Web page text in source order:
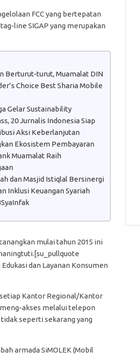
FCC yang bertepatan
line SIGAP yang merupakan
Berturut-turut, Muamalat DIN
Choice Best Sharia Mobile
Gelar Sustainability
20 Jurnalis Indonesia Siap
Aksi Keberlanjutan
Ekosistem Pembayaran
Muamalat Raih
dan Masjid Istiqlal Bersinergi
Inklusi Keuangan Syariah
mulai tahun 2015 ini
dan Layanan Konsumen
Kantor Regional/Kantor
meng-akses melalui telepon
seperti sekarang yang
armada SiMOLEK (Mobil